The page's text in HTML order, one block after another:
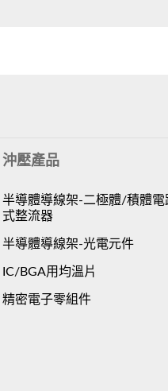
沖壓產品
半導體導線架-二極體/積體
式整流器
半導體導線架-光電元件
IC/BGA用均溫片
精密電子零組件